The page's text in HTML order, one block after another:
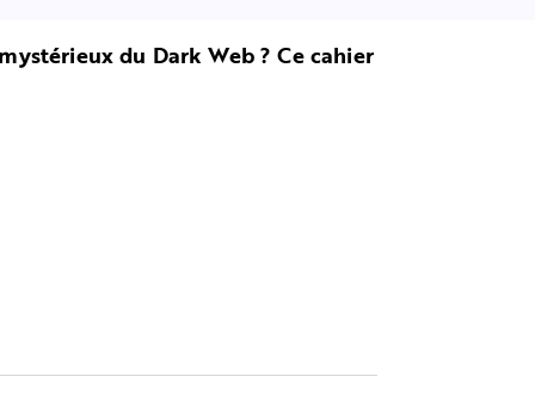
du Dark Web ? Ce cahier